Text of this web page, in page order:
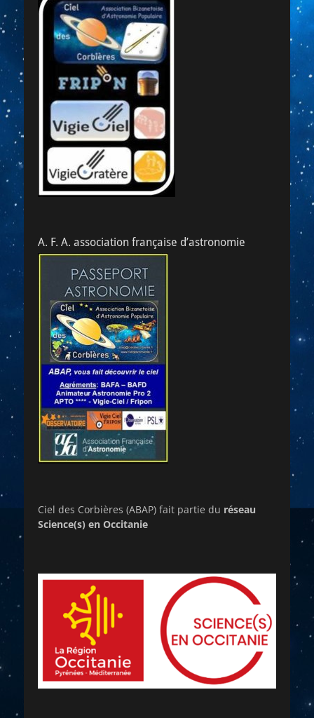
A. F. A. association française d’astronomie
Ciel des Corbières (ABAP) fait partie du réseau
Science(s) en Occitanie